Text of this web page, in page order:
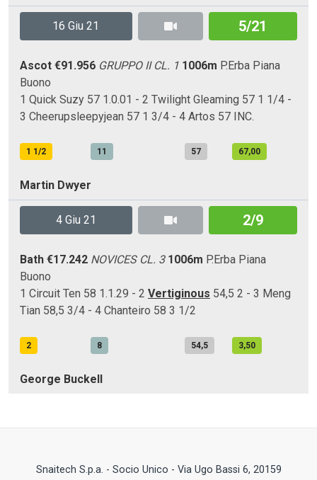
16 Giu 21 5/21
Ascot €91.956 GRUPPO II CL. 1 1006m P.Erba Piana
Buono
1 Quick Suzy 57 1.0.01 - 2 Twilight Gleaming 57 1 1/4 -
3 Cheerupsleepyjean 57 1 3/4 - 4 Artos 57 INC.
1 1/2 11 57 67,00
Martin Dwyer
4 Giu 21 2/9
Bath €17.242 NOVICES CL. 3 1006m P.Erba Piana
Buono
1 Circuit Ten 58 1.1.29 - 2 Vertiginous 54,5 2 - 3 Meng
Tian 58,5 3/4 - 4 Chanteiro 58 3 1/2
2 8 54,5 3,50
George Buckell
Snaitech S.p.a. - Socio Unico - Via Ugo Bassi 6, 20159